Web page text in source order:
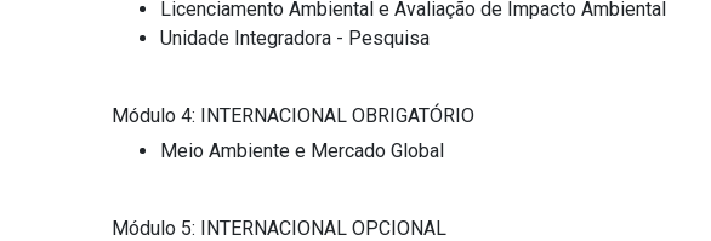
Licenciamento Ambiental e Avaliação de Impacto Ambiental
Unidade Integradora - Pesquisa
Módulo 4: INTERNACIONAL OBRIGATÓRIO
Meio Ambiente e Mercado Global
Módulo 5: INTERNACIONAL OPCIONAL